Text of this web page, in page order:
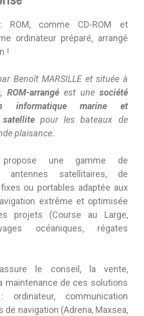
ROM, comme CD-ROM et
ordinateur préparé, arrangé
!
Benoît MARSILLE et située à
ROM-arrangéest une société
informatique marine et
pour les bateaux de
plaisance.
une gamme de
antennes satellitaires, de
ou portables adaptée aux
extrême et optimisée
projets (Course au Large,
océaniques, régates
le conseil, la vente,
maintenance de ces solutions
ordinateur, communication
de navigation (Adrena, Maxsea,